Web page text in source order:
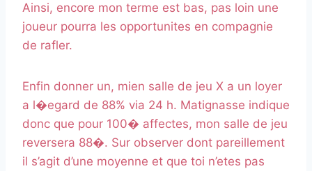
Ainsi, encore mon terme est bas, pas loin une
joueur pourra les opportunites en compagnie
de rafler.
Enfin donner un, mien salle de jeu X a un loyer
a l�egard de 88% via 24 h. Matignasse indique
donc que pour 100� affectes, mon salle de jeu
reversera 88�. Sur observer dont pareillement
il s’agit d’une moyenne et que toi n’etes pas